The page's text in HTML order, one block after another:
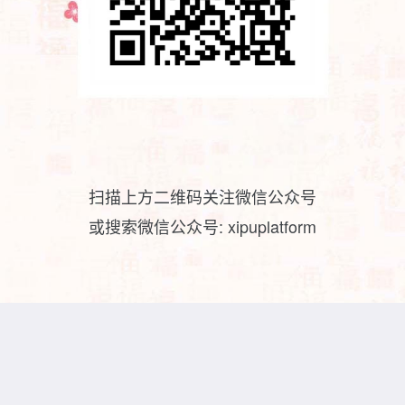
扫描上方二维码关注微信公众号
或搜索微信公众号: xipuplatform